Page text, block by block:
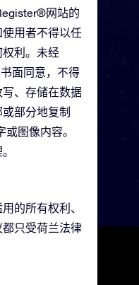
网站的
用者不得以任
利。未经
面同意，不得
、存储在数据
部分地复制
图像内容。
的所有权利、
只受荷兰法律